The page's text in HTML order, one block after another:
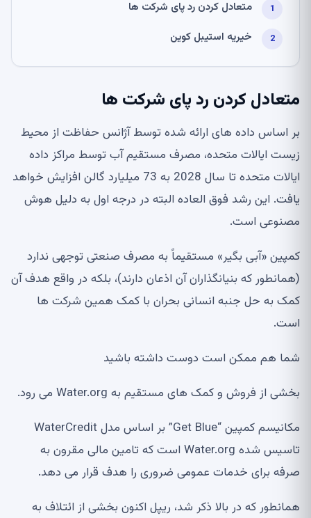
متعادل کردن رد پای شرکت ها
خیریه استیبل کوین
متعادل کردن رد پای شرکت ها
بر اساس داده های ارائه شده توسط آژانس حفاظت از محیط
زیست ایالات متحده، مصرف مستقیم آب توسط مراکز داده
ایالات متحده تا سال 2028 به 73 میلیارد گالن افزایش خواهد
یافت. این رشد فوق العاده البته در درجه اول به دلیل هوش
مصنوعی است.
کمپین «آبی بگیر» مستقیماً به مصرف صنعتی توجهی ندارد
(همانطور که بنیانگذاران آن اذعان دارند)، بلکه در واقع هدف آن
کمک به حل جنبه انسانی بحران با کمک همین شرکت ها
است.
شما هم ممکن است دوست داشته باشید
بخشی از فروش و کمک های مستقیم به Water.org می رود.
مکانیسم کمپین “Get Blue” بر اساس مدل WaterCredit
تاسیس شده Water.org است که تامین مالی مقرون به
صرفه برای خدمات عمومی ضروری را هدف قرار می دهد.
همانطور که در بالا ذکر شد، ریپل اکنون بخشی از ائتلاف به